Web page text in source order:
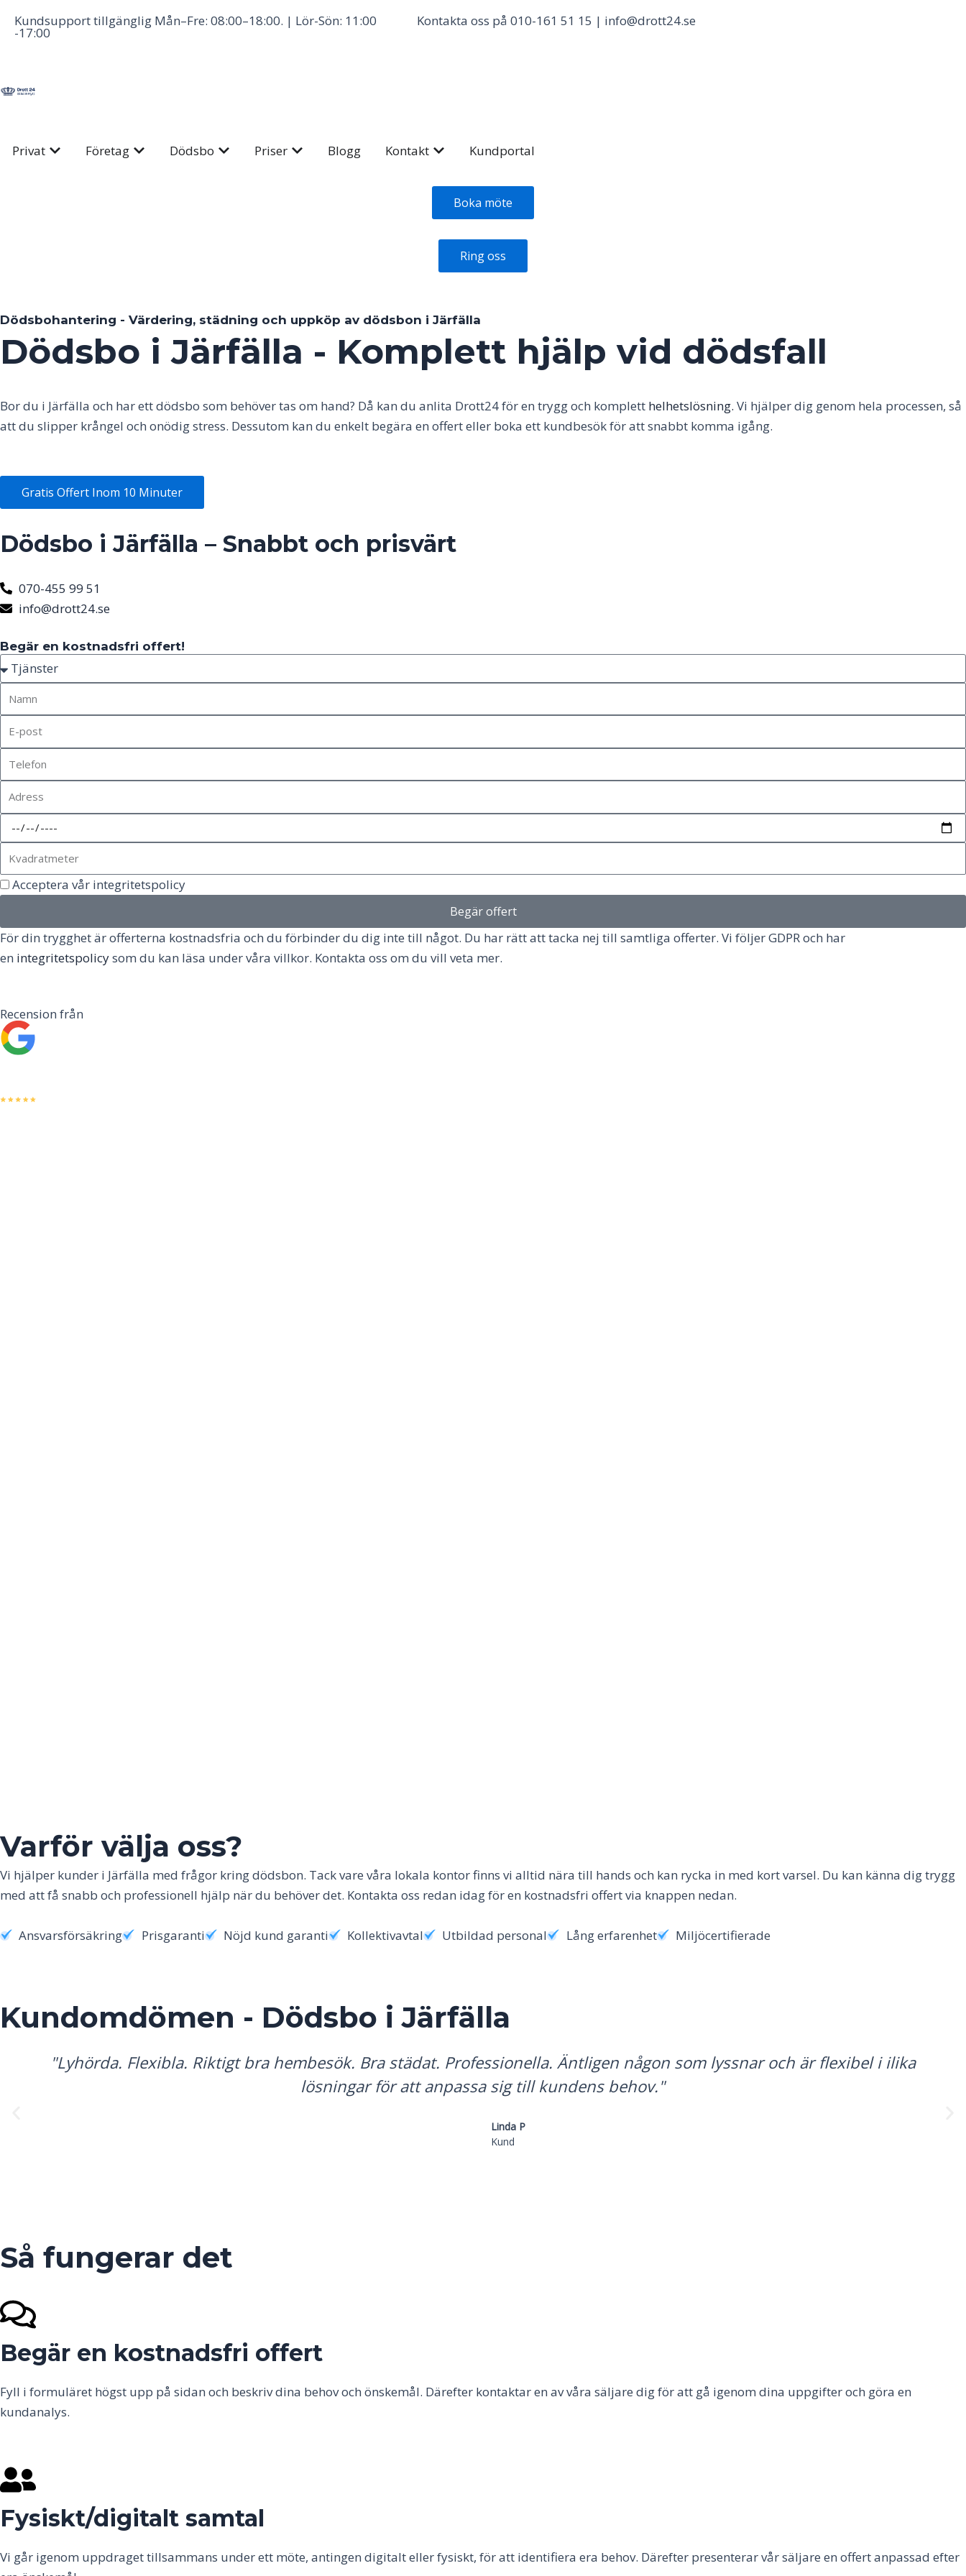
Kundsupport tillgänglig Mån–Fre: 08:00–18:00. | Lör-Sön: 11:00
-17:00
Kontakta oss på 010-161 51 15 | info@drott24.se
Privat Öppna Privat
Företag Öppna Företag
Dödsbo Öppna Dödsbo
Priser Öppna Priser
Blogg Kontakt Öppna Kontakt
Kundportal
Boka möte
Ring oss
Dödsbohantering - Värdering, städning och uppköp av dödsbon i Järfälla
Dödsbo i Järfälla - Komplett hjälp vid dödsfall
Bor du i Järfälla och har ett dödsbo som behöver tas om hand? Då kan du anlita Drott24 för en trygg och komplett helhetslösning. Vi hjälper dig genom hela processen, så
att du slipper krångel och onödig stress. Dessutom kan du enkelt begära en offert eller boka ett kundbesök för att snabbt komma igång.
Gratis Offert Inom 10 Minuter
Dödsbo i Järfälla – Snabbt och prisvärt
070-455 99 51
info@drott24.se
Begär en kostnadsfri offert!
Acceptera vår integritetspolicy
Begär offert
För din trygghet är offerterna kostnadsfria och du förbinder du dig inte till något. Du har rätt att tacka nej till samtliga offerter. Vi följer GDPR och har
en integritetspolicysom du kan läsa under våra villkor. Kontakta oss om du vill veta mer.
Recension från
Varför välja oss?
Vi hjälper kunder i Järfälla med frågor kring dödsbon. Tack vare våra lokala kontor finns vi alltid nära till hands och kan rycka in med kort varsel. Du kan känna dig trygg
med att få snabb och professionell hjälp när du behöver det. Kontakta oss redan idag för en kostnadsfri offert via knappen nedan.
Ansvarsförsäkring Prisgaranti Nöjd kund garanti Kollektivavtal Utbildad personal Lång erfarenhet Miljöcertifierade
Kundomdömen - Dödsbo iJärfälla
"Lyhörda. Flexibla. Riktigt bra hembesök. Bra städat. Professionella. Äntligen någon som lyssnar och är flexibel i ilika
lösningar för att anpassa sig till kundens behov."
Linda P
Kund
Så fungerar det
Begär en kostnadsfri offert
Fyll i formuläret högst upp på sidan och beskriv dina behov och önskemål. Därefter kontaktar en av våra säljare dig för att gå igenom dina uppgifter och göra en
kundanalys.
Fysiskt/digitalt samtal
Vi går igenom uppdraget tillsammans under ett möte, antingen digitalt eller fysiskt, för att identifiera era behov. Därefter presenterar vår säljare en offert anpassad efter